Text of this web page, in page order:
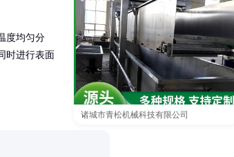
诸城市青松机械科技有限公司
度均匀分
时进行表面